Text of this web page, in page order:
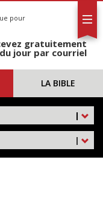
pour
gratuitement
jour par courriel
LA BIBLE
|
|